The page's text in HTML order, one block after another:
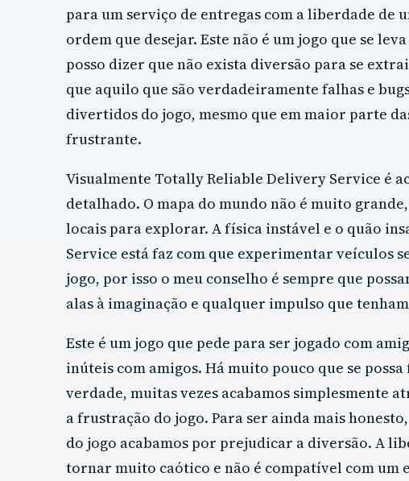
para um serviço de entregas com a liberdade de
ordem que desejar. Este não é um jogo que se
posso dizer que não exista diversão para se
que aquilo que são verdadeiramente falhas e
divertidos do jogo, mesmo que em maior parte
frustrante.
Visualmente Totally Reliable Delivery Service é
detalhado. O mapa do mundo não é muito
locais para explorar. A física instável e o quão
Service está faz com que experimentar veículos
jogo, por isso o meu conselho é sempre que
alas à imaginação e qualquer impulso que
Este é um jogo que pede para ser jogado com
inúteis com amigos. Há muito pouco que se
verdade, muitas vezes acabamos simplesmente
a frustração do jogo. Para ser ainda mais
do jogo acabamos por prejudicar a diversão. A
tornar muito caótico e não é compatível com um